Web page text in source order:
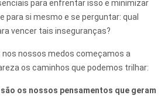
para enfrentar isso e minimizar
para si mesmo e se perguntar: qual
vencer tais inseguranças?
nos nossos medos começamos a
os caminhos que podemos trilhar:
os nossos pensamentos que geram